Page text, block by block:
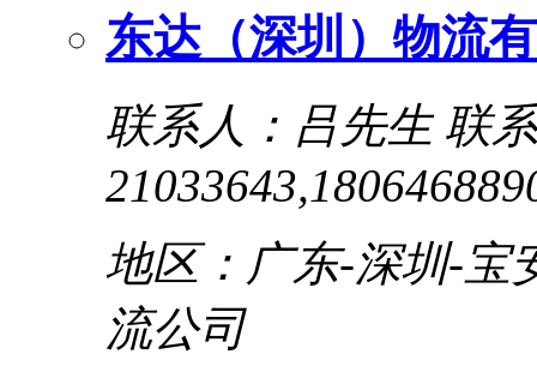
东达（深圳）物流
联系人：吕先生 联
地区：广东-深圳-宝
流公司